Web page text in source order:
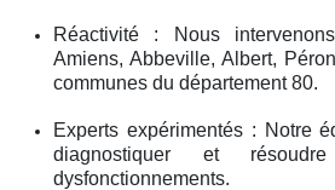
Réactivité : Nous
Amiens, Abbeville, Albert,
communes du département 80.
Experts expérimentés : Notre
diagnostiquer et
dysfonctionnements.